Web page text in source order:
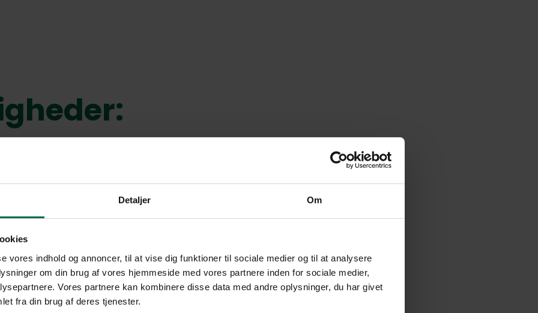
Detaljer Om
vores indhold og annoncer, til at vise dig funktioner til sociale medier og til at analysere
om din brug af vores hjemmeside med vores partnere inden for sociale medier,
Vores partnere kan kombinere disse data med andre oplysninger, du har givet
fra din brug af deres tjenester.
indrettet efter ønske.
eller cafe.
nogle fede salgslokaler.